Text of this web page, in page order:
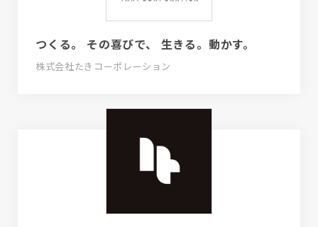
つくる。 その喜びで、 生きる。動かす。
株式会社たきコーポレーション